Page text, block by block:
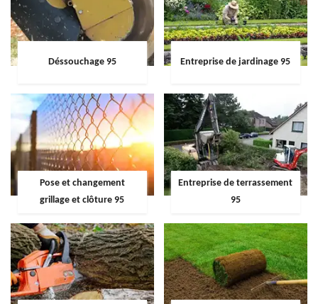
Déssouchage 95 Entreprise de jardinage 95
Pose et changement
grillage et clôture 95
Entreprise de terrassement
95